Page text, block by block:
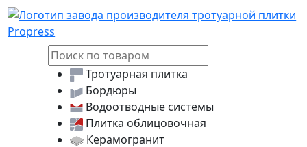
Логотип Propress
Тротуарная плитка
Бордюры
Водоотводные системы
Плитка облицовочная
Керамогранит